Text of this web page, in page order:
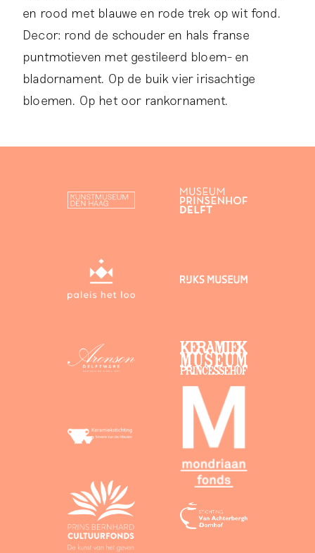
en rood met blauwe en rode trek op wit fond.
Decor: rond de schouder en hals franse
puntmotieven met gestileerd bloem- en
bladornament. Op de buik vier irisachtige
bloemen. Op het oor rankornament.